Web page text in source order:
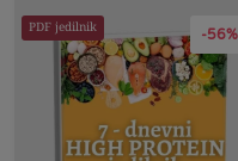
-56%
PDF jedilnik